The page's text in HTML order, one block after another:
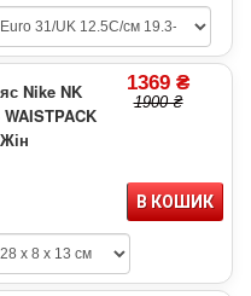
Nike NK
1369 ₴
1900 ₴
В КОШИК